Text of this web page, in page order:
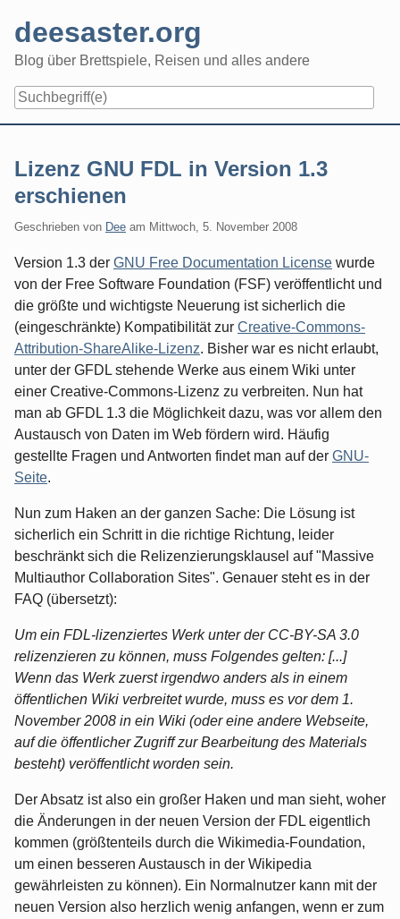
content
deesaster.org
Blog über Brettspiele, Reisen und alles andere
Lizenz GNU FDL in Version 1.3
erschienen
Geschrieben von Dee am Mittwoch, 5. November 2008
Version 1.3 der GNU Free Documentation License wurde
von der Free Software Foundation (FSF) veröffentlicht und
die größte und wichtigste Neuerung ist sicherlich die
(eingeschränkte) Kompatibilität zur Creative-Commons-
Attribution-ShareAlike-Lizenz. Bisher war es nicht erlaubt,
unter der GFDL stehende Werke aus einem Wiki unter
einer Creative-Commons-Lizenz zu verbreiten. Nun hat
man ab GFDL 1.3 die Möglichkeit dazu, was vor allem den
Austausch von Daten im Web fördern wird. Häufig
gestellte Fragen und Antworten findet man auf der GNU-
Seite.
Nun zum Haken an der ganzen Sache: Die Lösung ist
sicherlich ein Schritt in die richtige Richtung, leider
beschränkt sich die Relizenzierungsklausel auf "Massive
Multiauthor Collaboration Sites". Genauer steht es in der
FAQ (übersetzt):
Um ein FDL-lizenziertes Werk unter der CC-BY-SA 3.0
relizenzieren zu können, muss Folgendes gelten: [...]
Wenn das Werk zuerst irgendwo anders als in einem
öffentlichen Wiki verbreitet wurde, muss es vor dem 1.
November 2008 in ein Wiki (oder eine andere Webseite,
auf die öffentlicher Zugriff zur Bearbeitung des Materials
besteht) veröffentlicht worden sein.
Der Absatz ist also ein großer Haken und man sieht, woher
die Änderungen in der neuen Version der FDL eigentlich
kommen (größtenteils durch die Wikimedia-Foundation,
um einen besseren Austausch in der Wikipedia
gewährleisten zu können). Ein Normalnutzer kann mit der
neuen Version also herzlich wenig anfangen, wenn er zum